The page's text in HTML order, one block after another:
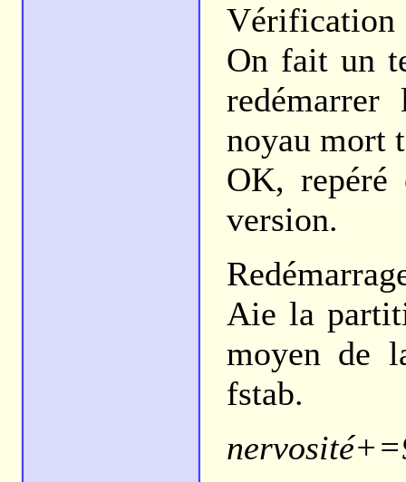
Vérification
On fait un
noyau mort
OK, repéré
version.
Aie la
moyen de
fstab.